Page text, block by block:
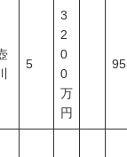
5
3
2
0
0
万
円
95